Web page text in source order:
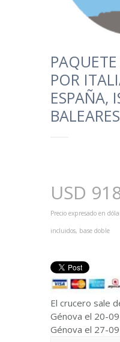
POR
ESPAÑA,
BALEARES
USD
Precio expresado en
incluidos, base doble
El crucero sale
Génova el 20-
Génova el 27-